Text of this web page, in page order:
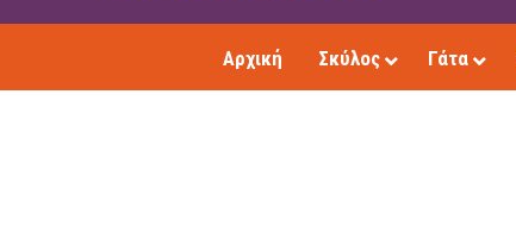
Αρχική Σκύλος Γάτα